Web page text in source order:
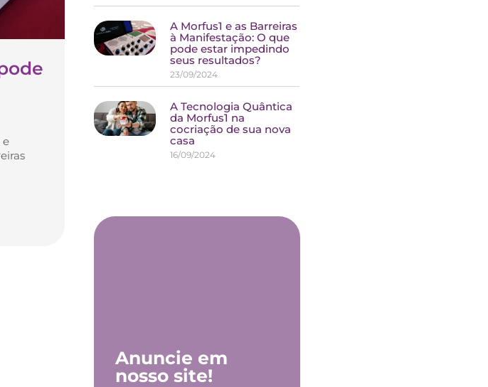
e
A Morfus1 e as Barreiras
à Manifestação: O que
pode estar impedindo
seus resultados?
23/09/2024
A Tecnologia Quântica
da Morfus1 na
cocriação de sua nova
casa
16/09/2024
Anuncie em
nosso site!